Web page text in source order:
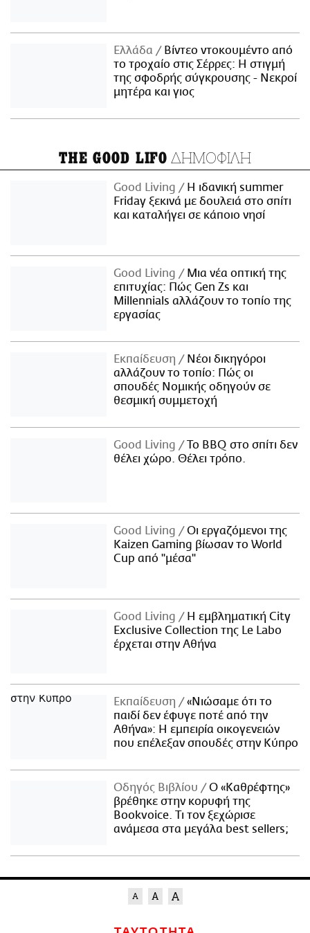
Ελλάδα
Βίντεο ντοκουμέντο από
το τροχαίο στις Σέρρες: Η στιγμή
της σφοδρής σύγκρουσης - Νεκροί
μητέρα και γιος
THE GOOD LIFO ΔΗΜΟΦΙΛΗ
Good Living
Η ιδανική summer
Friday ξεκινά με δουλειά στο σπίτι
και καταλήγει σε κάποιο νησί
Good Living
Μια νέα οπτική της
επιτυχίας: Πώς Gen Zs και
Millennials αλλάζουν το τοπίο της
εργασίας
Εκπαίδευση
Νέοι δικηγόροι
αλλάζουν το τοπίο: Πώς οι
σπουδές Νομικής οδηγούν σε
θεσμική συμμετοχή
Good Living
Το BBQ στο σπίτι δεν
θέλει χώρο. Θέλει τρόπο.
Good Living
Οι εργαζόμενοι της
Kaizen Gaming βίωσαν το World
Cup από "μέσα"
Good Living
Η εμβληματική City
Exclusive Collection της Le Labo
έρχεται στην Αθήνα
Εκπαίδευση
«Νιώσαμε ότι το
παιδί δεν έφυγε ποτέ από την
Αθήνα»: Η εμπειρία οικογενειών
που επέλεξαν σπουδές στην Κύπρο
Οδηγός Βιβλίου
Ο «Καθρέφτης»
βρέθηκε στην κορυφή της
Bookvoice. Τι τον ξεχώρισε
ανάμεσα στα μεγάλα best sellers;